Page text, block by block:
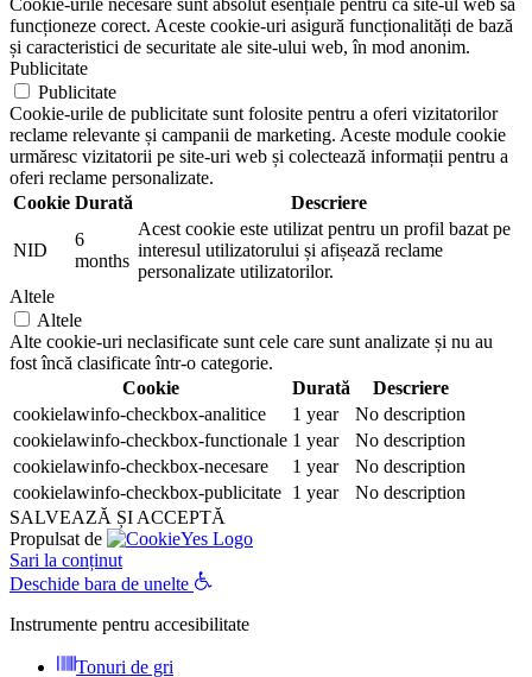
funcționeze corect. Aceste cookie-uri asigură funcționalități de bază
și caracteristici de securitate ale site-ului web, în mod anonim.
Publicitate
Publicitate
Cookie-urile de publicitate sunt folosite pentru a oferi vizitatorilor
reclame relevante și campanii de marketing. Aceste module cookie
urmăresc vizitatorii pe site-uri web și colectează informații pentru a
oferi reclame personalizate.
Cookie Durată Descriere
NID
6
months
Acest cookie este utilizat pentru un profil bazat pe
interesul utilizatorului și afișează reclame
personalizate utilizatorilor.
Altele
Altele
Alte cookie-uri neclasificate sunt cele care sunt analizate și nu au
fost încă clasificate într-o categorie.
Cookie
Durată
Descriere
cookielawinfo-checkbox-analitice
1 year
No description
cookielawinfo-checkbox-functionale 1 year
No description
cookielawinfo-checkbox-necesare
1 year
No description
cookielawinfo-checkbox-publicitate 1 year
No description
SALVEAZĂ ȘI ACCEPTĂ
Propulsat de
Sari la conținut
Deschide bara de unelte
Instrumente pentru accesibilitate
Tonuri de gri